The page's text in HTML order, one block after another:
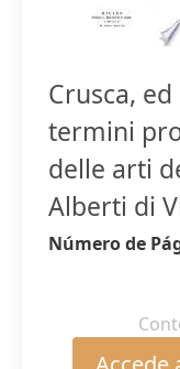
Crusca,
termini
delle arti
Alberti di
Número de